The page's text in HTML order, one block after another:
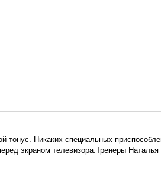
тонус. Никаких специальных
экраном телевизора.Тренеры